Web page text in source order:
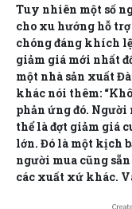
Tuy nhiên một số
cho xu hướng hỗ
chóng đáng khích
giảm giá mới nhất
một nhà sản xuất
khác nói thêm:
phản ứng đó.
thể là đợt giảm giá
lớn. Đó là một kịch
người mua cũng
các xuất xứ khác.